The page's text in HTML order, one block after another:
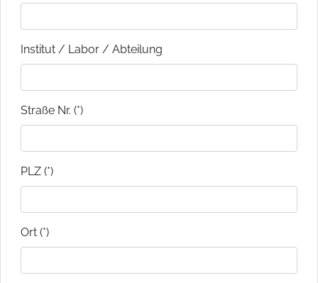
Institut / Labor / Abteilung
Straße Nr. (*)
PLZ (*)
Ort (*)